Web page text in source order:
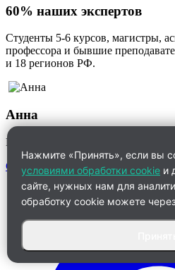
60% наших экспертов
Студенты 5-6 курсов, магистры,
профессора и бывшие
и 18 регионов РФ.
Анна
Менеджер по работе с клиентами
Связаться
Нажмите «Принять», если вы
условиями обработки cookie и
сайте, нужных нам для
обработку cookie можете